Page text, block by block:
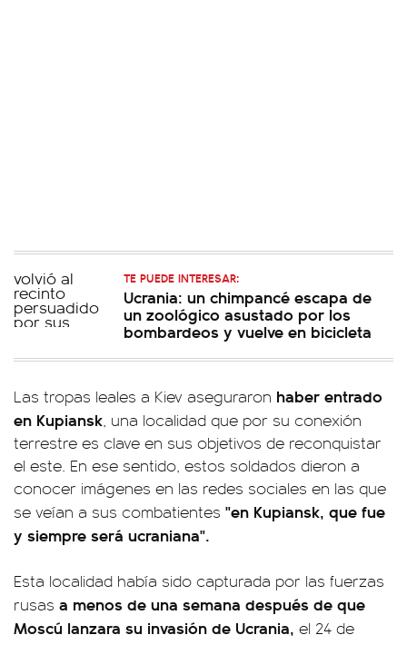
TE PUEDE INTERESAR:
Ucrania: un chimpancé escapa de
un zoológico asustado por los
bombardeos y vuelve en bicicleta
Las tropas leales a Kiev aseguraron haber entrado
en Kupiansk, una localidad que por su conexión
terrestre es clave en sus objetivos de reconquistar
el este. En ese sentido, estos soldados dieron a
conocer imágenes en las redes sociales en las que
se veían a sus combatientes "en Kupiansk, que fue
y siempre será ucraniana".
Esta localidad había sido capturada por las fuerzas
rusas a menos de una semana después de que
Moscú lanzara su invasión de Ucrania, el 24 de